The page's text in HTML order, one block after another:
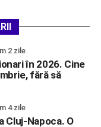
2 zile
în 2026. Cine
fără să
4 zile
Cluj-Napoca. O